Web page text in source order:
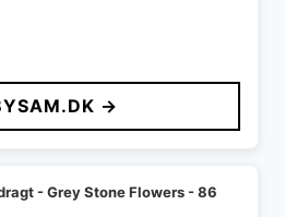
→
- Grey Stone Flowers - 86